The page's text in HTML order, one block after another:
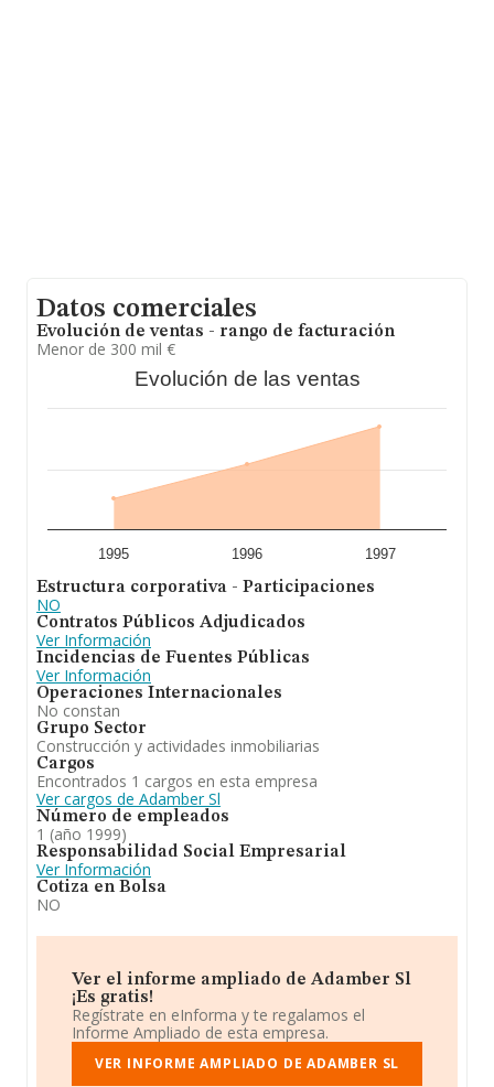
Datos comerciales
Evolución de ventas - rango de facturación
Menor de 300 mil €
Evolución de las ventas
1995 1996 1997
Estructura corporativa - Participaciones
NO
Contratos Públicos Adjudicados
Ver Información
Incidencias de Fuentes Públicas
Ver Información
Operaciones Internacionales
No constan
Grupo Sector
Construcción y actividades inmobiliarias
Cargos
Encontrados 1 cargos en esta empresa
Ver cargos de Adamber Sl
Número de empleados
1 (año 1999)
Responsabilidad Social Empresarial
Ver Información
Cotiza en Bolsa
NO
Ver el informe ampliado de Adamber Sl
¡Es gratis!
Regístrate en eInforma y te regalamos el
Informe Ampliado de esta empresa.
VER INFORME AMPLIADO DE ADAMBER SL